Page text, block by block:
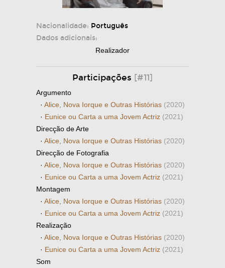
Nacionalidade: Português
Dados adicionais:
Realizador
Participações [#11]
Argumento
· Alice, Nova Iorque e Outras Histórias (2020)
· Eunice ou Carta a uma Jovem Actriz (2021)
Direcção de Arte
· Alice, Nova Iorque e Outras Histórias (2020)
Direcção de Fotografia
· Alice, Nova Iorque e Outras Histórias (2020)
· Eunice ou Carta a uma Jovem Actriz (2021)
Montagem
· Alice, Nova Iorque e Outras Histórias (2020)
· Eunice ou Carta a uma Jovem Actriz (2021)
Realização
· Alice, Nova Iorque e Outras Histórias (2020)
· Eunice ou Carta a uma Jovem Actriz (2021)
Som